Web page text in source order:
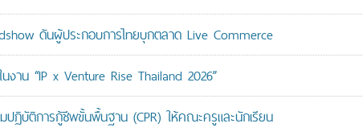
ดันผู้ประกอบการไทยบุกตลาด Live Commerce
าน “IP x Venture Rise Thailand 2026”
บัติการกู้ชีพขั้นพื้นฐาน (CPR) ให้คณะครูและนักเรียน